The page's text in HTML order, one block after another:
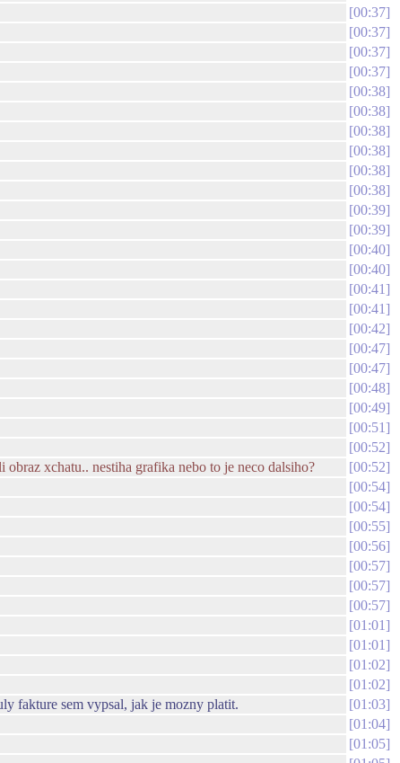
00:37
00:37
00:37
00:37
00:38
00:38
00:38
00:38
00:38
00:38
00:39
00:39
00:40
00:40
00:41
00:41
00:42
00:47
00:47
00:48
00:49
00:51
00:52
xchatu.. nestiha grafika nebo to je neco dalsiho?
00:52
00:54
00:54
00:55
00:56
00:57
00:57
00:57
01:01
01:01
01:02
01:02
fakture sem vypsal, jak je mozny platit.
01:03
01:04
01:05